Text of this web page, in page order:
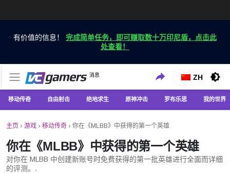
有价值的信息！ 完成简单任务，即可赚取数十万印尼盾，点击此
处查看！
VC游戏新闻
消息
仅在 VCGamers 获取最新的游戏新闻
ZH
移动传奇 自由射击 绝地求生 原神冲击 罗布乐思 我的世界
主页 › 游戏 › 移动传奇 › 你在《MLBB》中获得的第一个英雄
你在《MLBB》中获得的第一个英雄
对你在 MLBB 中创建新账号时免费获得的第一批英雄进行全面而详细
的评测。.